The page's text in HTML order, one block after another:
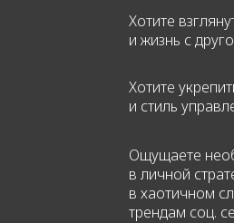
Хотите
и стиль
Ощущаете
в личной
в хаотичном
трендам соц.
Хотите
и жизнь с